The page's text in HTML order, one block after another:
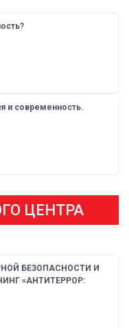
и современность.
ЦЕНТРА
БЕЗОПАСНОСТИ И
«АНТИТЕРРОР: